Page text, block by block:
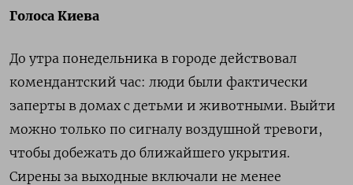
Голоса Киева
До утра понедельника в городе действовал
комендантский час: люди были фактически
заперты в домах с детьми и животными. Выйти
можно только по сигналу воздушной тревоги,
чтобы добежать до ближайшего укрытия.
Сирены за выходные включали не менее